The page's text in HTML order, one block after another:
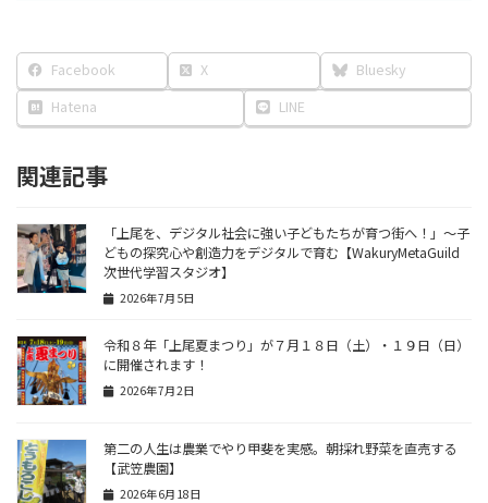
Facebook X
Bluesky
Hatena
LINE
関連記事
「上尾を、デジタル社会に強い子どもたちが育つ街へ！」〜子
どもの探究心や創造力をデジタルで育む【WakuryMetaGuild
次世代学習スタジオ】
2026年7月5日
令和８年「上尾夏まつり」が７月１８日（土）・１９日（日）
に開催されます！
2026年7月2日
第二の人生は農業でやり甲斐を実感。朝採れ野菜を直売する
【武笠農園】
2026年6月18日